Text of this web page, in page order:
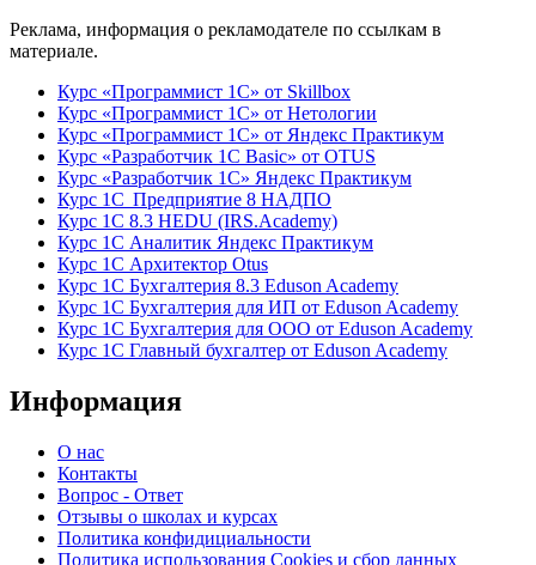
Реклама, информация о рекламодателе по ссылкам в
материале.
Курс «Программист 1С» от Skillbox
Курс «Программист 1С» от Нетологии
Курс «Программист 1С» от Яндекс Практикум
Курс «Разработчик 1С Basic» от OTUS
Курс «Разработчик 1С» Яндекс Практикум
Курс 1С Предприятие 8 НАДПО
Курс 1С 8.3 HEDU (IRS.Academy)
Курс 1С Аналитик Яндекс Практикум
Курс 1С Архитектор Otus
Курс 1С Бухгалтерия 8.3 Eduson Academy
Курс 1С Бухгалтерия для ИП от Eduson Academy
Курс 1С Бухгалтерия для ООО от Eduson Academy
Курс 1С Главный бухгалтер от Eduson Academy
Информация
О нас
Контакты
Вопрос - Ответ
Отзывы о школах и курсах
Политика конфидициальности
Политика использования Cookies и сбор данных